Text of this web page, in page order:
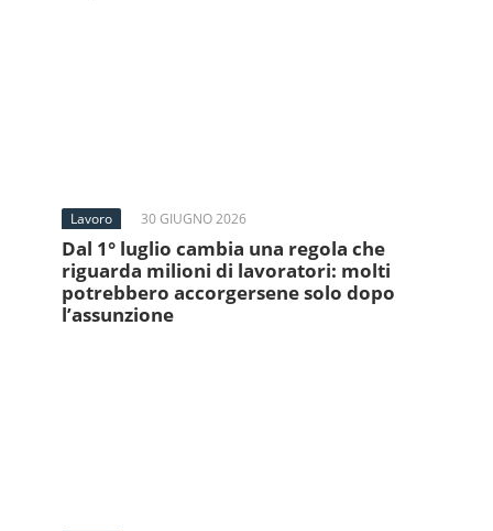
Lavoro 30 GIUGNO 2026
Dal 1° luglio cambia una regola che
riguarda milioni di lavoratori: molti
potrebbero accorgersene solo dopo
l’assunzione